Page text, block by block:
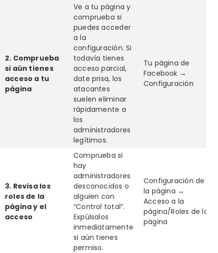
2. Comprueba
si aún tienes
acceso a tu
página
Ve a tu página y
comprueba si
puedes acceder
a la
configuración. Si
todavía tienes
acceso parcial,
date prisa, los
atacantes
suelen eliminar
rápidamente a
los
administradores
legítimos.
Tu página de
Facebook →
Configuración
3. Revisa los
roles de la
página y el
acceso
Comprueba si
hay
administradores
desconocidos o
alguien con
“Control total”.
Expúlsalos
inmediatamente
si aún tienes
permiso.
Configuración de
la página →
Acceso a la
página/Roles de la
página